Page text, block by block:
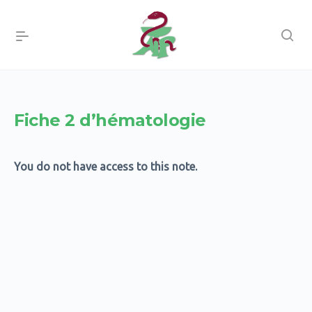
Fiche 2 d’hématologie
You do not have access to this note.